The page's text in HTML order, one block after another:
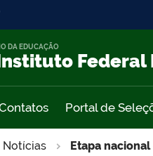
Federal
DA EDUCAÇÃO
Portal de
Notícias Etapa nacional